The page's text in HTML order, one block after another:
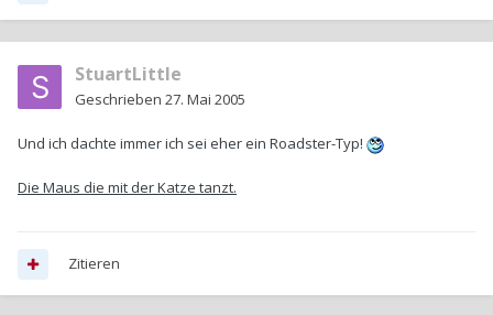
StuartLittle
Geschrieben 27. Mai 2005
Und ich dachte immer ich sei eher ein Roadster-Typ!
Die Maus die mit der Katze tanzt.
Zitieren